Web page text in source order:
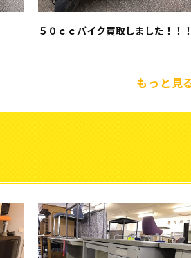
５０ｃｃバイク買取しました！！
もっと見